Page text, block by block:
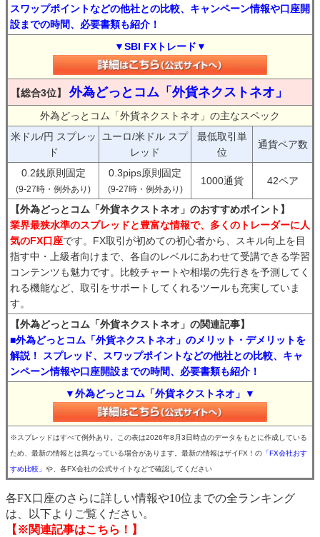
スワップポイントなどの他社との比較、キャンペーン情報や口座開
設までの時間、必要書類も紹介！
▼SBI FXトレード▼
【総合3位】 外為どっとコム「外貨ネクストネオ」
外為どっとコム「外貨ネクストネオ」の主なスペック
米ドル/円 スプレッ
ド
ユーロ/米ドル スプ
レッド
最低取引単
位
通貨ペア数
0.2銭原則固定
(9-27時・例外あり)
0.3pips原則固定
(9-27時・例外あり)
1000通貨 42ペア
【外為どっとコム「外貨ネクストネオ」のおすすめポイント】
業界最狭水準のスプレッドと豊富な情報で、多くのトレーダーに人
気のFX口座です。FX取引が初めての初心者から、スキル向上を目
指す中・上級者向けまで、各自のレベルにあわせて受講できる学習
コンテンツも魅力です。比較チャートや相場の先行きを予測してく
れる機能など、取引をサポートしてくれるツールも充実していま
す。
【外為どっとコム「外貨ネクストネオ」の関連記事】
■外為どっとコム「外貨ネクストネオ」のメリット・デメリットを
解説！ スプレッド、スワップポイントなどの他社との比較、キャ
ンペーン情報や口座開設までの時間、必要書類も紹介！
▼外為どっとコム「外貨ネクストネオ」▼
※スプレッドはすべて例外あり。この表は2026年8月3日時点のデータをもとに作成している
ため、最新の情報とは異なっている場合があります。最新の情報はザイFX！の 「FX会社おす
すめ比較」 や、各FX会社の公式サイトなどで確認してください
各FX口座のさらに詳しい情報や10位までの全ランキング
は、以下よりご覧ください。
【※関連記事はこちら！】